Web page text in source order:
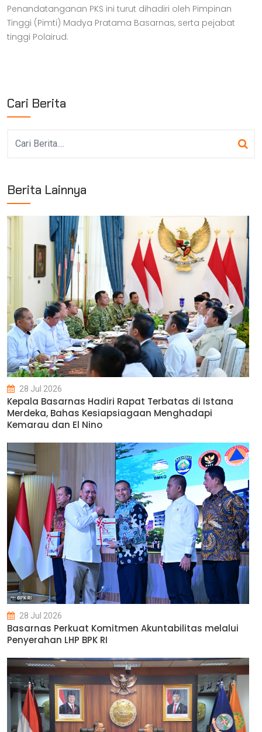
Penandatanganan PKS ini turut dihadiri oleh Pimpinan
Tinggi (Pimti) Madya Pratama Basarnas, serta pejabat
tinggi Polairud.
Cari Berita
Berita Lainnya
28 Jul 2026
Kepala Basarnas Hadiri Rapat Terbatas di Istana
Merdeka, Bahas Kesiapsiagaan Menghadapi
Kemarau dan El Nino
28 Jul 2026
Basarnas Perkuat Komitmen Akuntabilitas melalui
Penyerahan LHP BPK RI